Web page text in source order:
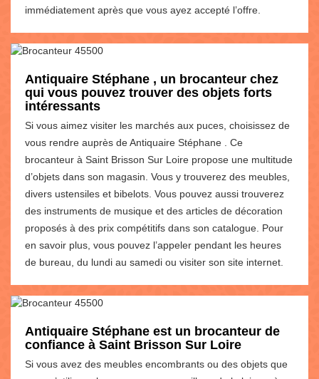
immédiatement après que vous ayez accepté l’offre.
Antiquaire Stéphane , un brocanteur chez
qui vous pouvez trouver des objets forts
intéressants
Si vous aimez visiter les marchés aux puces, choisissez de
vous rendre auprès de Antiquaire Stéphane . Ce
brocanteur à Saint Brisson Sur Loire propose une multitude
d’objets dans son magasin. Vous y trouverez des meubles,
divers ustensiles et bibelots. Vous pouvez aussi trouverez
des instruments de musique et des articles de décoration
proposés à des prix compétitifs dans son catalogue. Pour
en savoir plus, vous pouvez l’appeler pendant les heures
de bureau, du lundi au samedi ou visiter son site internet.
Antiquaire Stéphane est un brocanteur de
confiance à Saint Brisson Sur Loire
Si vous avez des meubles encombrants ou des objets que